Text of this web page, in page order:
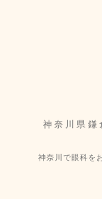
神奈川県鎌
神奈川で眼科を